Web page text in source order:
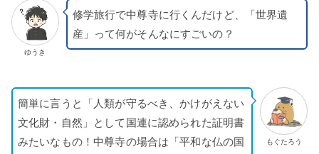
ゆうき
修学旅行で中尊寺に行くんだけど、「世界遺
産」って何がそんなにすごいの？
もぐたろう
簡単に言うと「人類が守るべき、かけがえない
文化財・自然」として国連に認められた証明書
みたいなもの！中尊寺の場合は「平和な仏の国